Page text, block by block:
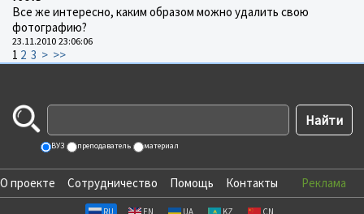
Все же интересно, каким образом можно удалить свою
фотографию?
23.11.2010 23:06:06
1 2 3 > >>
ВУЗ преподаватель материал
О проекте Сотрудничество Помощь Контакты Реклама
RU EN UA KZ CN